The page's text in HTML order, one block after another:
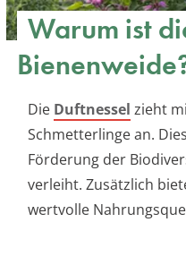
Warum ist
Die Duftnessel zieht
Schmetterlinge an.
Förderung der
verleiht. Zusätzlich
wertvolle